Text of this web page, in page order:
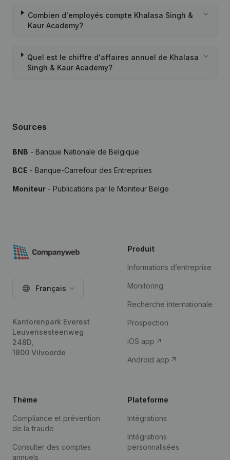
Combien d'employés compte Khalasa Singh &
Kaur Academy?
Quel est le chiffre d'affaires annuel de Khalasa
Singh & Kaur Academy?
Sources
BNB - Banque Nationale de Belgique
BCE - Banque-Carrefour des Entreprises
Moniteur - Publications par le Moniteur Belge
Français
Kantorenpark Everest
Leuvensesteenweg
248D,
1800 Vilvoorde
Produit
Informations d’entreprise
Monitoring
Recherche internationale
Prospection
iOS app
Android app
Thème
Compliance et prévention
de la fraude
Consulter des comptes
annuels
Plateforme
Intégrations
Intégrations
personnalisées